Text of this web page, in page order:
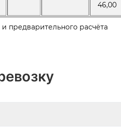
46,00
предварительного расчёта